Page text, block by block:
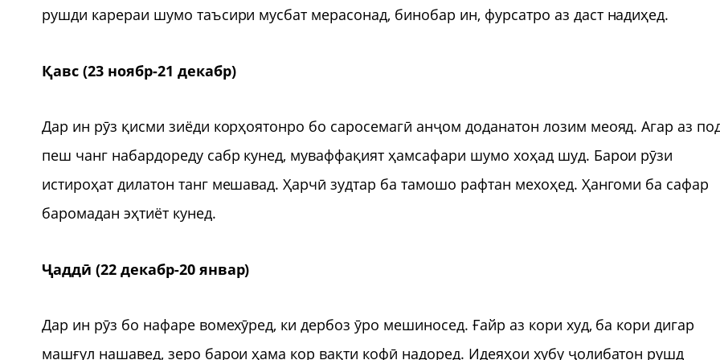
рушди карераи шумо таъсири мусбат мерасонад, бинобар ин, фурсатро аз даст надиҳед.
Қавс (23 ноябр-21 декабр)
Дар ин рӯз қисми зиёди корҳоятонро бо саросемагӣ анҷом доданатон лозим меояд. Агар аз
пеш чанг набардореду сабр кунед, муваффақият ҳамсафари шумо хоҳад шуд. Барои рӯзи
истироҳат дилатон танг мешавад. Ҳарчӣ зудтар ба тамошо рафтан мехоҳед. Ҳангоми ба сафар
баромадан эҳтиёт кунед.
Ҷаддӣ (22 декабр-20 январ)
Дар ин рӯз бо нафаре вомехӯред, ки дербоз ӯро мешиносед. Ғайр аз кори худ, ба кори дигар
машғул нашавед, зеро барои ҳама кор вақти кофӣ надоред. Идеяҳои хубу ҷолибатон рушд